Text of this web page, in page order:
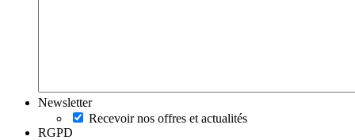
Newsletter
Recevoir nos offres et actualités
RGPD